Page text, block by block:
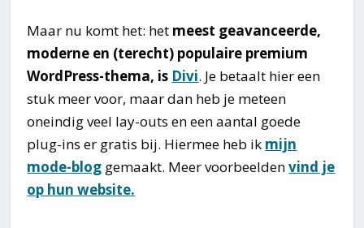
Maar nu komt het: het meest geavanceerde,
moderne en (terecht) populaire premium
WordPress-thema, is Divi. Je betaalt hier een
stuk meer voor, maar dan heb je meteen
oneindig veel lay-outs en een aantal goede
plug-ins er gratis bij. Hiermee heb ik mijn
mode-blog gemaakt. Meer voorbeeldenvind je
op hun website.